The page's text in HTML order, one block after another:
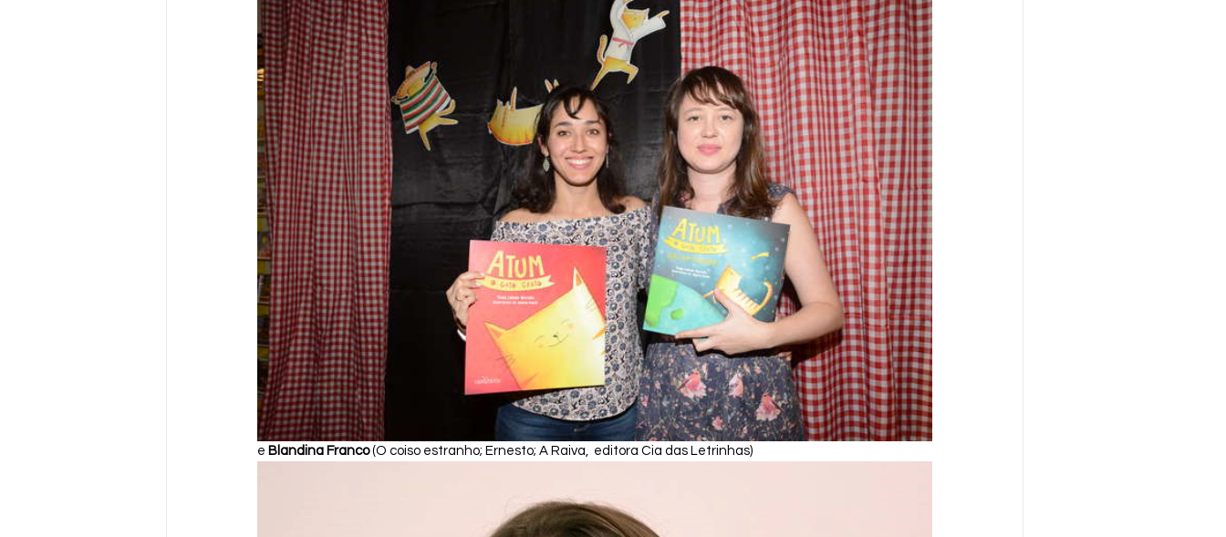
e Blandina Franco (O coiso estranho; Ernesto; A Raiva,  editora Cia das Letrinhas)